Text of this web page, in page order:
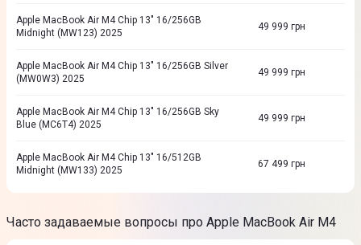
Apple MacBook Air M4 Chip 13" 16/256GB
Midnight (MW123) 2025
49 999 грн
Apple MacBook Air M4 Chip 13" 16/256GB Silver
(MW0W3) 2025
49 999 грн
Apple MacBook Air M4 Chip 13" 16/256GB Sky
Blue (MC6T4) 2025
49 999 грн
Apple MacBook Air M4 Chip 13" 16/512GB
Midnight (MW133) 2025
67 499 грн
Часто задаваемые вопросы про Apple MacBook Air M4